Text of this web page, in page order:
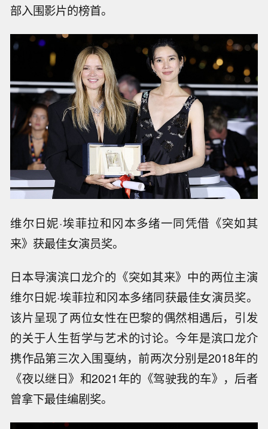
部入围影片的榜首。
维尔日妮·埃菲拉和冈本多绪一同凭借《突如其
来》获最佳女演员奖。
日本导演滨口龙介的《突如其来》中的两位主演
维尔日妮·埃菲拉和冈本多绪同获最佳女演员奖。
该片呈现了两位女性在巴黎的偶然相遇后，引发
的关于人生哲学与艺术的讨论。今年是滨口龙介
携作品第三次入围戛纳，前两次分别是2018年的
《夜以继日》和2021年的《驾驶我的车》，后者
曾拿下最佳编剧奖。